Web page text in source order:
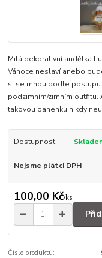
Milá dekorativní andělka
Vánoce neslaví anebo
si se mnou podle
podzimním/zimním outfitu.
takovou panenku nikdy
Dostupnost
Nejsme plátci DPH
100,00 Kč/ks
Číslo produktu: